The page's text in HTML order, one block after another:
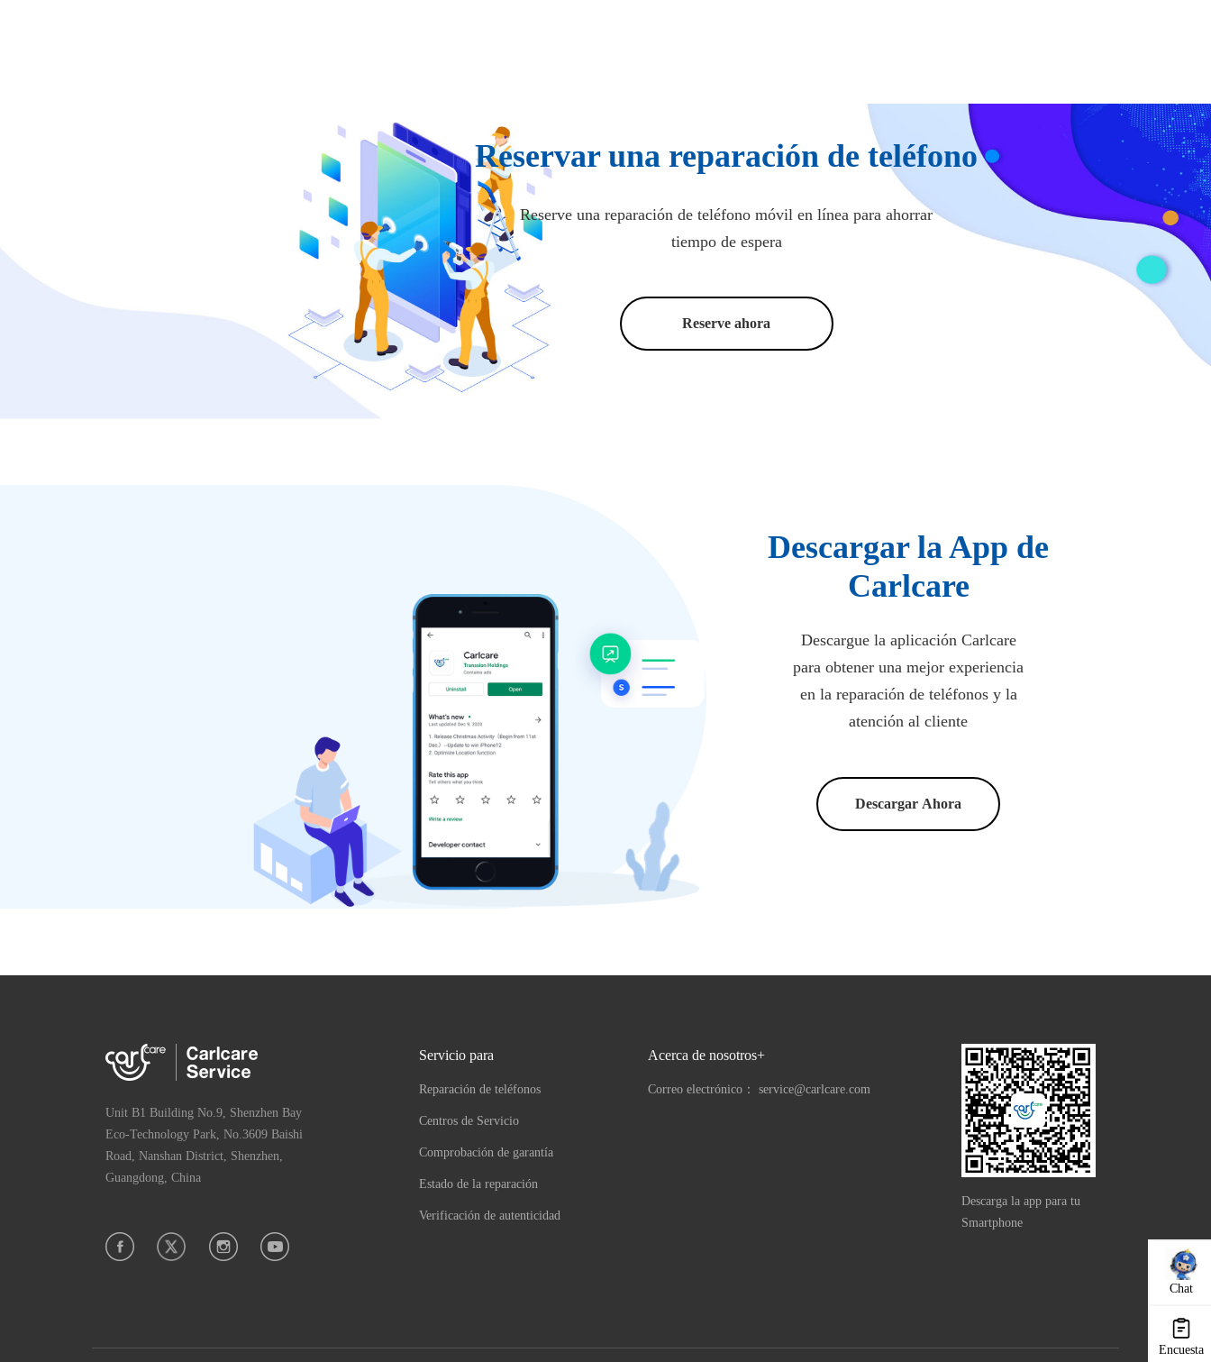
Reservar una reparación de teléfono
Reserve una reparación de teléfono móvil en línea para ahorrar
tiempo de espera
Reserve ahora
Descargar la App de
Carlcare
Descargue la aplicación Carlcare
para obtener una mejor experiencia
en la reparación de teléfonos y la
atención al cliente
Descargar Ahora
Chat
Encuesta
Unit B1 Building No.9, Shenzhen Bay
Eco-Technology Park, No.3609 Baishi
Road, Nanshan District, Shenzhen,
Guangdong, China
Servicio para
Reparación de teléfonos
Centros de Servicio
Comprobación de garantía
Estado de la reparación
Verificación de autenticidad
Acerca de nosotros+
Correo electrónico： service@carlcare.com
Descarga la app para tu
Smartphone